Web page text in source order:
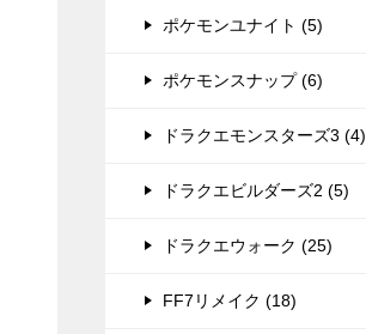
ポケモンユナイト (5)
ポケモンスナップ (6)
ドラクエモンスターズ3 (4)
ドラクエビルダーズ2 (5)
ドラクエウォーク (25)
FF7リメイク (18)